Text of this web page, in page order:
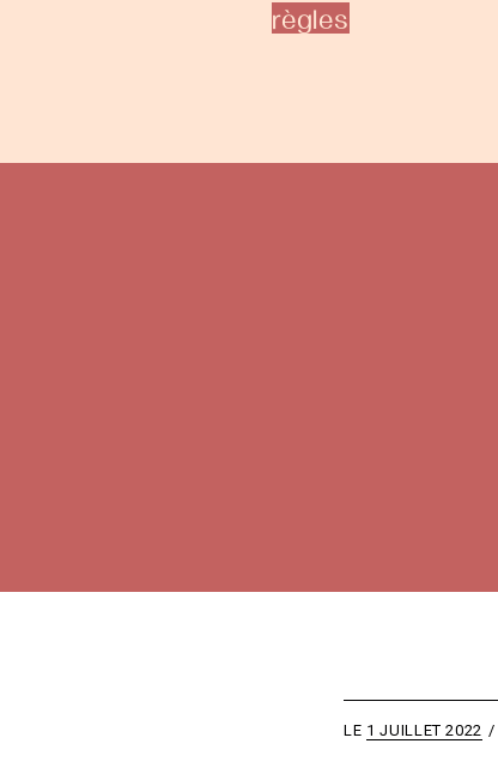
règles
LE 1 JUILLET 2022